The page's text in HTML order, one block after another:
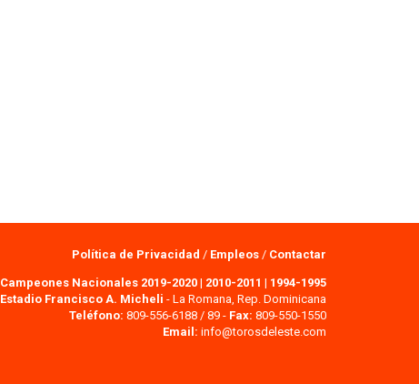
Política de Privacidad / Empleos / Contactar
Campeones Nacionales 2019-2020 | 2010-2011 | 1994-1995
Estadio Francisco A. Micheli - La Romana, Rep. Dominicana
Teléfono: 809-556-6188 / 89 - Fax: 809-550-1550
Email: info@torosdeleste.com